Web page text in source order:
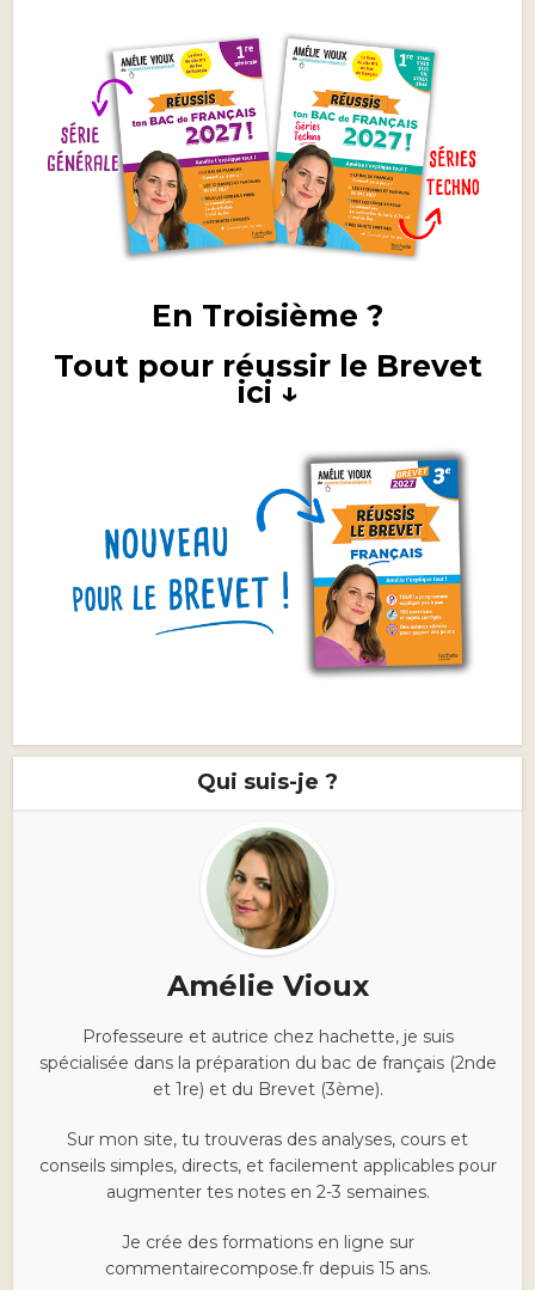
En Troisième ?
Tout pour réussir le Brevet
ici ↓
Qui suis-je ?
Amélie Vioux
Professeure et autrice chez hachette, je suis
spécialisée dans la préparation du bac de français (2nde
et 1re) et du Brevet (3ème).
Sur mon site, tu trouveras des analyses, cours et
conseils simples, directs, et facilement applicables pour
augmenter tes notes en 2-3 semaines.
Je crée des formations en ligne sur
commentairecompose.fr depuis 15 ans.